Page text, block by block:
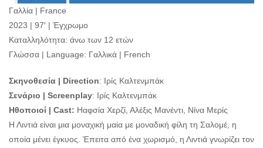
ΜΑΣ
ΠΟΛΙΤΙΣΜΟΣ
ΑΝΘΕΚΤΙΚΗ
ΠΟΛΗ
Γαλλία | France
2023 | 97′ | Έγχρωμο
Καταλληλότητα: άνω των 12 ετών
Γλώσσα | Language: Γαλλικά | French
Σκηνοθεσία | Direction: Ιρίς Καλτενμπάκ
Σενάριο | Screenplay: Ιρίς Καλτενμπάκ
Ηθοποιοί | Cast: Ηαφσία Χερζί, Αλέξις Μανέντι, Νίνα Μερίς
Η Λιντιά είναι μια μοναχική μαία με μοναδική φίλη τη Σαλομέ, η
οποία μένει έγκυος. Έπειτα από ένα χωρισμό, η Λιντιά γνωρίζει τον